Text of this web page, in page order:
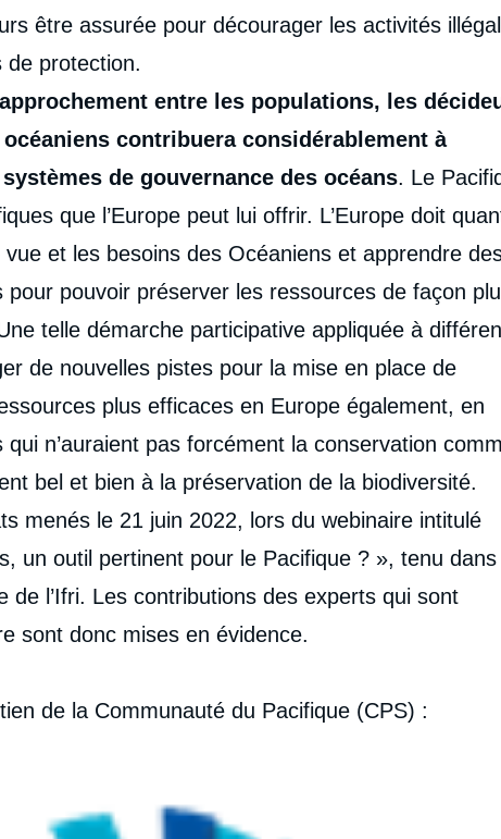
être assurée pour décourager les activités
de protection.
entre les populations, les
contribuera considérablement à
de gouvernance des océans. Le
que l’Europe peut lui offrir. L’Europe doit
et les besoins des Océaniens et apprendre
pour pouvoir préserver les ressources de façon
telle démarche participative appliquée à
de nouvelles pistes pour la mise en place de
plus efficaces en Europe également, en
qui n’auraient pas forcément la conservation
bel et bien à la préservation de la biodiversité.
menés le 21 juin 2022, lors du webinaire intitulé
un outil pertinent pour le Pacifique ? », tenu dans
de l’Ifri. Les contributions des experts qui sont
sont donc mises en évidence.
de la Communauté du Pacifique (CPS) :